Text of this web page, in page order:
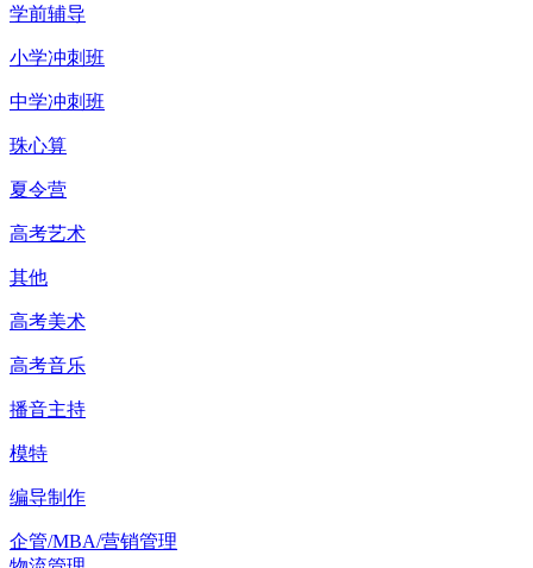
学前辅导
小学冲刺班
中学冲刺班
珠心算
夏令营
高考艺术
其他
高考美术
高考音乐
播音主持
模特
编导制作
企管/MBA/营销管理